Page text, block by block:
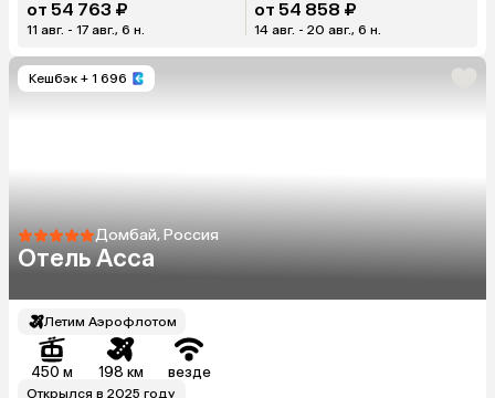
от 54 763 ₽
11 авг. - 17 авг., 6 н.
от 54 858 ₽
14 авг. - 20 авг., 6 н.
Кешбэк + 1 696
Домбай, Россия
Отель Асса
Летим Аэрофлотом
450 м 198 км везде
Открылся в 2025 году